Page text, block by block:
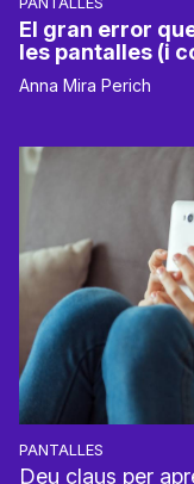
El gran error
les pantalles (i
Anna Mira Perich
PANTALLES
Deu claus per